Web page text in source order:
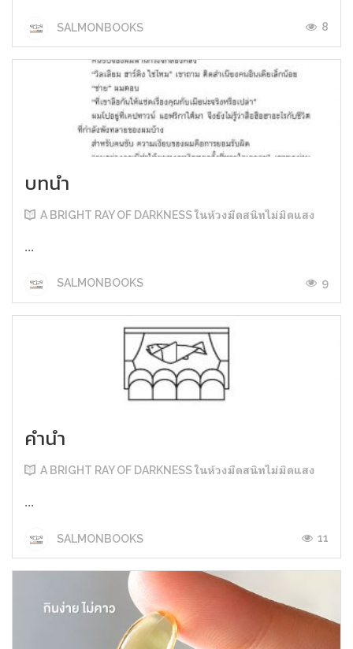
SALMONBOOKS 8
บทนำ
A BRIGHT RAY OF DARKNESS ในห้วงมืดสนิทไม่มิดแสง
...
SALMONBOOKS 9
คำนำ
A BRIGHT RAY OF DARKNESS ในห้วงมืดสนิทไม่มิดแสง
...
SALMONBOOKS 11